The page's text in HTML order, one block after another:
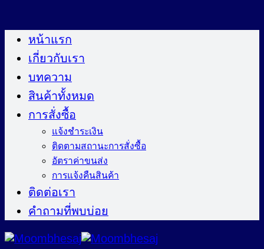
ไป
หน้าแรก
เกี่ยวกับเรา
บทความ
สินค้าทั้งหมด
การสั่งซื้อ
แจ้งชำระเงิน
ติดตามสถานะการสั่งซื้อ
อัตราค่าขนส่ง
การแจ้งคืนสินค้า
ติดต่อเรา
คำถามที่พบบ่อย